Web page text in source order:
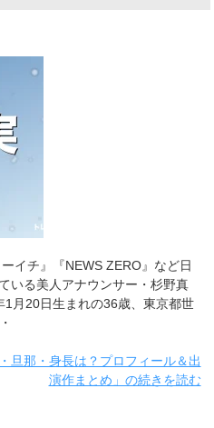
イチ』『NEWS ZERO』など日
いる美人アナウンサー・杉野真
月20日生まれの36歳、東京都世
旦那・身長は？プロフィール＆出
演作まとめ」の続きを読む